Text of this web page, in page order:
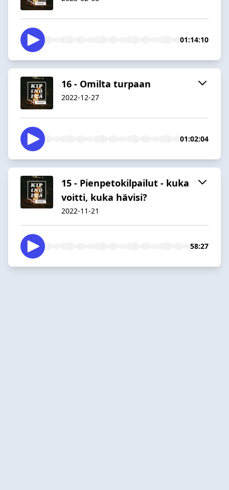
01:14:10
16 - Omilta turpaan
2022-12-27
01:02:04
15 - Pienpetokilpailut - kuka
voitti, kuka hävisi?
2022-11-21
58:27